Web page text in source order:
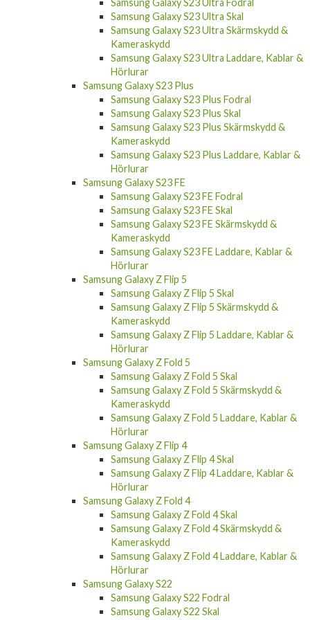
Samsung Galaxy S23 Ultra Fodral
Samsung Galaxy S23 Ultra Skal
Samsung Galaxy S23 Ultra Skärmskydd &
Kameraskydd
Samsung Galaxy S23 Ultra Laddare, Kablar &
Hörlurar
Samsung Galaxy S23 Plus
Samsung Galaxy S23 Plus Fodral
Samsung Galaxy S23 Plus Skal
Samsung Galaxy S23 Plus Skärmskydd &
Kameraskydd
Samsung Galaxy S23 Plus Laddare, Kablar &
Hörlurar
Samsung Galaxy S23 FE
Samsung Galaxy S23 FE Fodral
Samsung Galaxy S23 FE Skal
Samsung Galaxy S23 FE Skärmskydd &
Kameraskydd
Samsung Galaxy S23 FE Laddare, Kablar &
Hörlurar
Samsung Galaxy Z Flip 5
Samsung Galaxy Z Flip 5 Skal
Samsung Galaxy Z Flip 5 Skärmskydd &
Kameraskydd
Samsung Galaxy Z Flip 5 Laddare, Kablar &
Hörlurar
Samsung Galaxy Z Fold 5
Samsung Galaxy Z Fold 5 Skal
Samsung Galaxy Z Fold 5 Skärmskydd &
Kameraskydd
Samsung Galaxy Z Fold 5 Laddare, Kablar &
Hörlurar
Samsung Galaxy Z Flip 4
Samsung Galaxy Z Flip 4 Skal
Samsung Galaxy Z Flip 4 Laddare, Kablar &
Hörlurar
Samsung Galaxy Z Fold 4
Samsung Galaxy Z Fold 4 Skal
Samsung Galaxy Z Fold 4 Skärmskydd &
Kameraskydd
Samsung Galaxy Z Fold 4 Laddare, Kablar &
Hörlurar
Samsung Galaxy S22
Samsung Galaxy S22 Fodral
Samsung Galaxy S22 Skal